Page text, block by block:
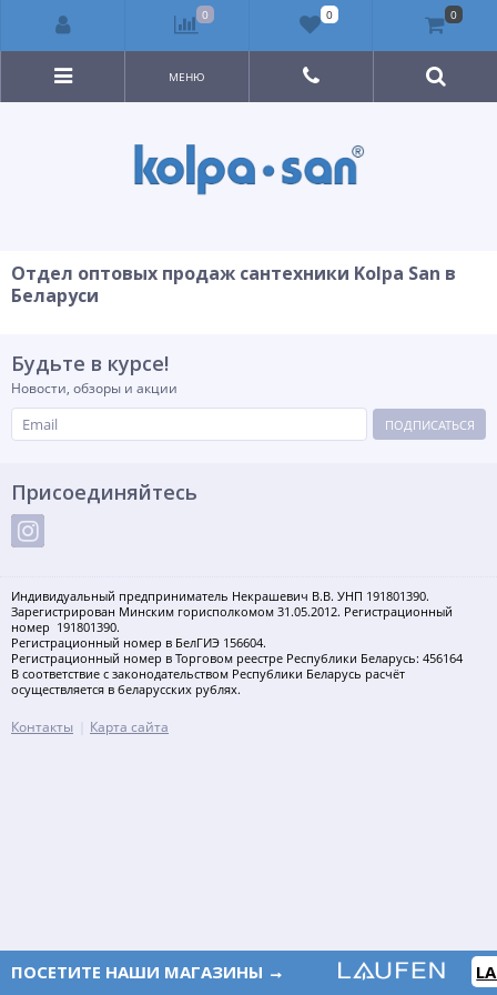
МЕНЮ
Отдел оптовых продаж сантехники Kolpa San в
Беларуси
Будьте в курсе!
Новости, обзоры и акции
ПОДПИСАТЬСЯ
ПОСЕТИТЕ НАШИ МАГАЗИНЫ →
Присоединяйтесь
Индивидуальный предприниматель Некрашевич В.В. УНП 191801390.
Зарегистрирован Минским горисполкомом 31.05.2012. Регистрационный
номер 191801390.
Регистрационный номер в БелГИЭ 156604.
Регистрационный номер в Торговом реестре Республики Беларусь: 456164
В соответствие с законодательством Республики Беларусь расчёт
осуществляется в беларусских рублях.
Контакты Карта сайта
0 0 0